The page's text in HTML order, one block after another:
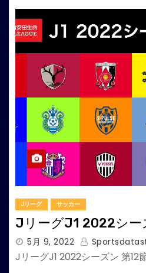
Jリーグ サッカー
JリーグJ1 2022シー
5月 9, 2022
JリーグJ1 2022シーズン 第12